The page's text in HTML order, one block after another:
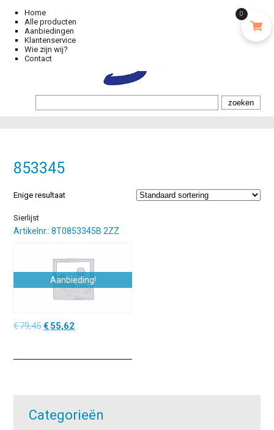
Home
Alle producten
Aanbiedingen
Klantenservice
Wie zijn wij?
Contact
853345
Enige resultaat
Sierlijst
Artikelnr.: 8T0853345B 2ZZ
Aanbieding!
€79,45Oorspronkelijke
€79,45.
€ 55,62
€55,62.
Categorieën
0